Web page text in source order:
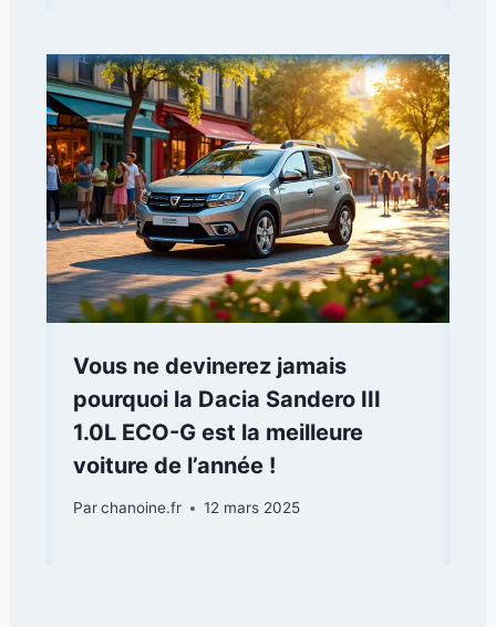
Vous ne devinerez jamais
pourquoi la Dacia Sandero III
1.0L ECO-G est la meilleure
voiture de l’année !
Parchanoine.fr 12 mars 2025